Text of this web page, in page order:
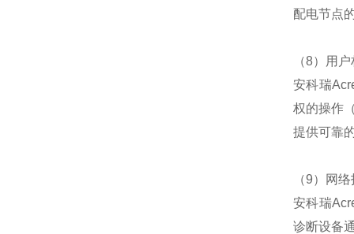
配电节点
（8）用
安科瑞
权的操作
提供可靠
（9）网
安科瑞
诊断设备